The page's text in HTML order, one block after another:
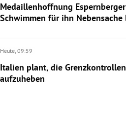
Medaillenhoffnung
Schwimmen für ihn
Heute, 09:59
Italien plant, die
aufzuheben